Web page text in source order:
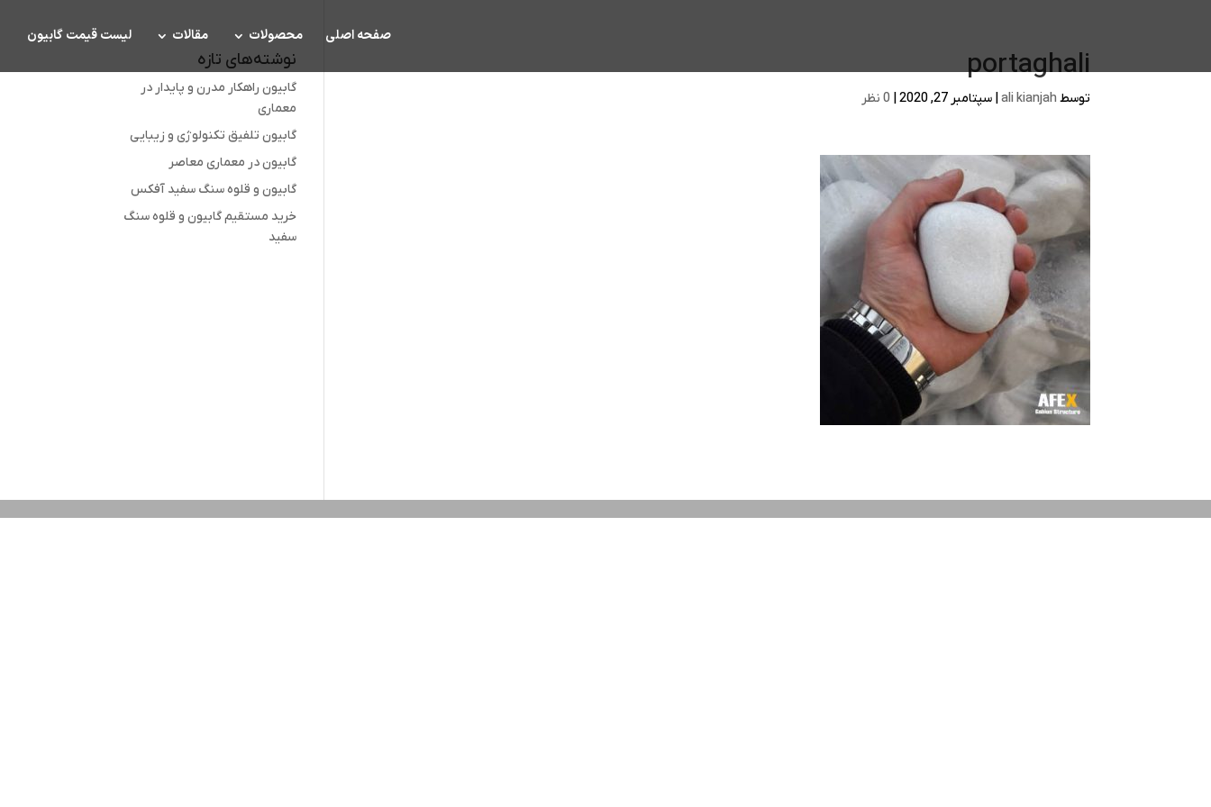
صفحه اصلی محصولات مقالات لیست قیمت گابیون
portaghali
توسط ali kianjah
|سپتامبر 27, 2020 0 نظر
نوشته‌های تازه
گابیون راهکار مدرن و پایدار در
معماری
گابیون تلفیق تکنولوژی و زیبایی
گابیون در معماری معاصر
گابیون و قلوه سنگ سفید آفکس
خرید مستقیم گابیون و قلوه سنگ
سفید